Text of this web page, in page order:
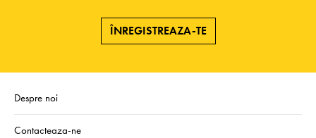
ÎNREGISTREAZA-TE
Despre noi
Contacteaza-ne